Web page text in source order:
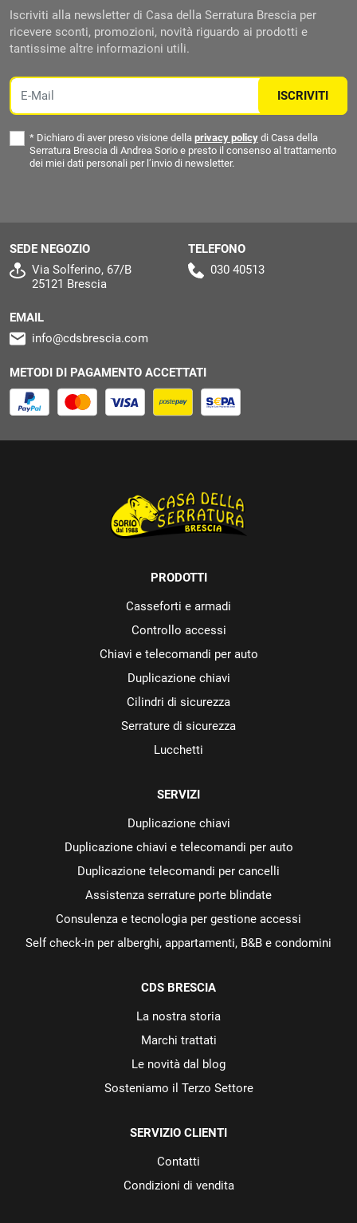
Iscriviti alla newsletter di Casa della Serratura Brescia per
ricevere sconti, promozioni, novità riguardo ai prodotti e
tantissime altre informazioni utili.
Email
ISCRIVITI
*Dichiaro di aver preso visione della privacy policydi Casa della
Serratura Brescia di Andrea Sorio e presto il consenso al trattamento
dei miei dati personali per l’invio di newsletter.
SEDE NEGOZIO
Via Solferino, 67/B
25121 Brescia
TELEFONO
030 40513
EMAIL
info@cdsbrescia.com
METODI DI PAGAMENTO ACCETTATI
PRODOTTI
Casseforti e armadi
Controllo accessi
Chiavi e telecomandi per auto
Duplicazione chiavi
Cilindri di sicurezza
Serrature di sicurezza
Lucchetti
SERVIZI
Duplicazione chiavi
Duplicazione chiavi e telecomandi per auto
Duplicazione telecomandi per cancelli
Assistenza serrature porte blindate
Consulenza e tecnologia per gestione accessi
Self check-in per alberghi, appartamenti, B&B e condomini
CDS BRESCIA
La nostra storia
Marchi trattati
Le novità dal blog
Sosteniamo il Terzo Settore
SERVIZIO CLIENTI
Contatti
Condizioni di vendita